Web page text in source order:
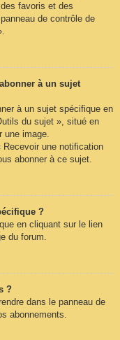
favoris et des
de contrôle de
à un sujet
à un sujet spécifique en
du sujet », situé en
une image.
une notification
abonner à ce sujet.
?
en cliquant sur le lien
du forum.
?
dans le panneau de
abonnements.